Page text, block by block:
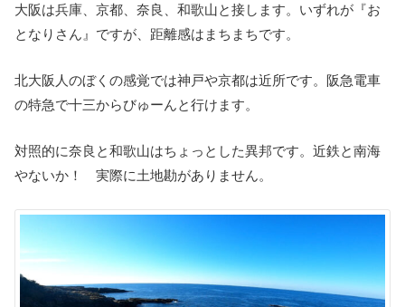
大阪は兵庫、京都、奈良、和歌山と接します。いずれが『お
となりさん』ですが、距離感はまちまちです。
北大阪人のぼくの感覚では神戸や京都は近所です。阪急電車
の特急で十三からびゅーんと行けます。
対照的に奈良と和歌山はちょっとした異邦です。近鉄と南海
やないか！ 実際に土地勘がありません。